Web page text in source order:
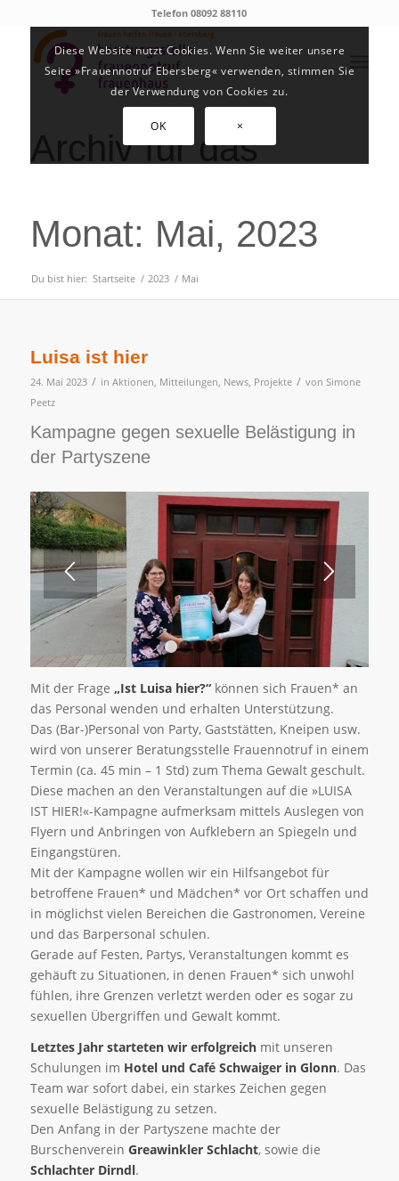
Telefon 08092 88110
Archiv für das
Monat: Mai, 2023
Du bist hier: Startseite / 2023 / Mai
Luisa ist hier
24. Mai 2023 / in Aktionen, Mitteilungen, News, Projekte / von Simone
Peetz
Kampagne gegen sexuelle Belästigung in
der Partyszene
1 3 4
Mit der Frage „Ist Luisa hier?“können sich Frauen* an
das Personal wenden und erhalten Unterstützung.
Das (Bar-)Personal von Party, Gaststätten, Kneipen usw.
wird von unserer Beratungsstelle Frauennotruf in einem
Termin (ca. 45 min – 1 Std) zum Thema Gewalt geschult.
Diese machen an den Veranstaltungen auf die »LUISA
IST HIER!«-Kampagne aufmerksam mittels Auslegen von
Flyern und Anbringen von Aufklebern an Spiegeln und
Eingangstüren.
Mit der Kampagne wollen wir ein Hilfsangebot für
betroffene Frauen* und Mädchen* vor Ort schaffen und
in möglichst vielen Bereichen die Gastronomen, Vereine
und das Barpersonal schulen.
Gerade auf Festen, Partys, Veranstaltungen kommt es
gehäuft zu Situationen, in denen Frauen* sich unwohl
fühlen, ihre Grenzen verletzt werden oder es sogar zu
sexuellen Übergriffen und Gewalt kommt.
Letztes Jahr starteten wir erfolgreichmit unseren
Schulungen im Hotel und Café Schwaiger in Glonn. Das
Team war sofort dabei, ein starkes Zeichen gegen
sexuelle Belästigung zu setzen.
Den Anfang in der Partyszene machte der
Burschenverein Greawinkler Schlacht, sowie die
Schlachter Dirndl.
Diese Website nutzt Cookies. Wenn Sie weiter unsere
Seite »Frauennotruf Ebersberg« verwenden, stimmen Sie
der Verwendung von Cookies zu.
OK ×